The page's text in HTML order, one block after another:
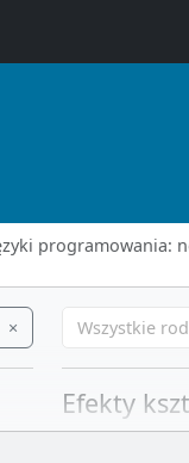
programowania:
× Wszystkie
Efekty
Podstawy